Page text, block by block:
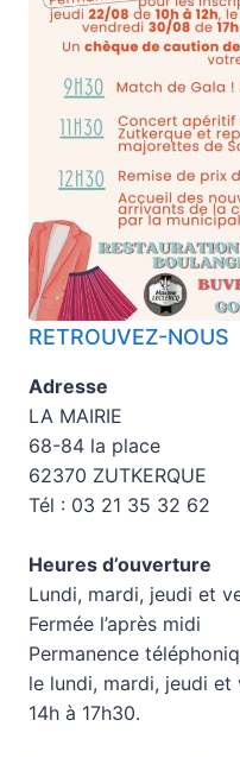
RETROUVEZ-NOUS
Adresse
LA MAIRIE
68-84 la place
62370 ZUTKERQUE
Tél : 03 21 35 32 62
Heures d’ouverture
Lundi, mardi, jeudi et
Fermée l’après midi
Permanence
le lundi, mardi, jeudi
14h à 17h30.